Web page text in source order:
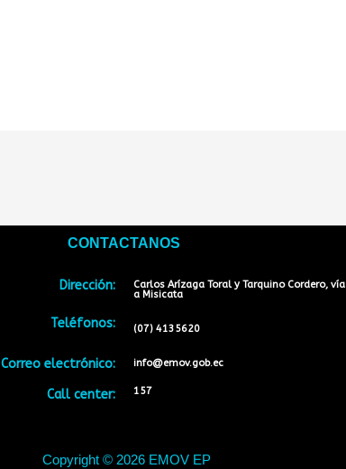
CONTACTANOS
Dirección:
Teléfonos:
Correo electrónico:
Call center:
Carlos Arízaga Toral y Tarquino Cordero, vía
a Misicata
(07) 4135620
info@emov.gob.ec
157
Copyright © 2026 EMOV EP